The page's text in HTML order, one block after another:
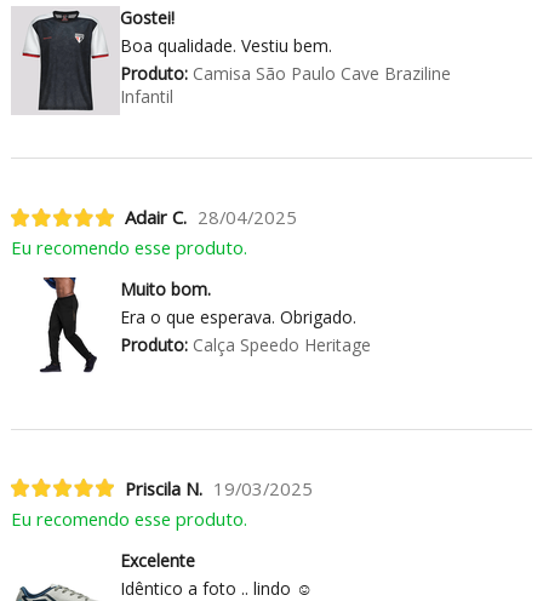
Gostei!
Boa qualidade. Vestiu bem.
Produto:Camisa São Paulo Cave Braziline
Infantil
Adair C. 28/04/2025
Eu recomendo esse produto.
Muito bom.
Era o que esperava. Obrigado.
Produto:Calça Speedo Heritage
Priscila N. 19/03/2025
Eu recomendo esse produto.
Excelente
Idêntico a foto .. lindo ☺️